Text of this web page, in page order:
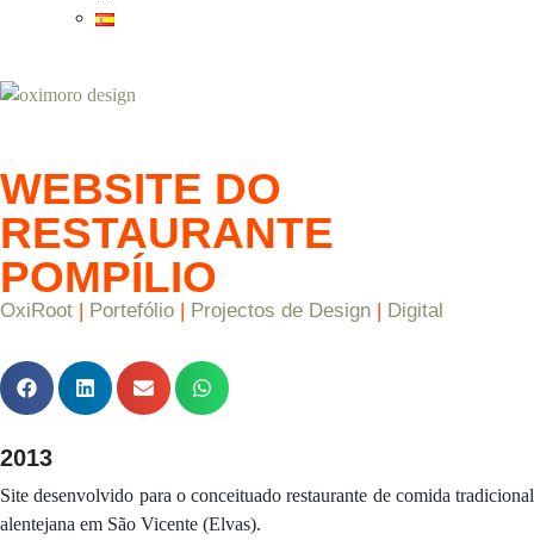
WEBSITE DO
RESTAURANTE
POMPÍLIO
OxiRoot Portefólio Projectos de Design Digital
2013
Site desenvolvido para o conceituado restaurante de comida tradicional
alentejana em São Vicente (Elvas).